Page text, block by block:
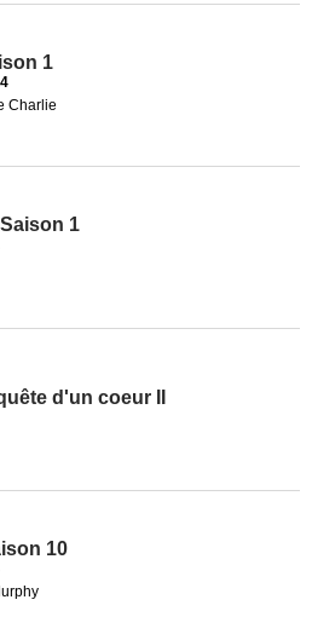
1
Charlie
1
d'un coeur II
10